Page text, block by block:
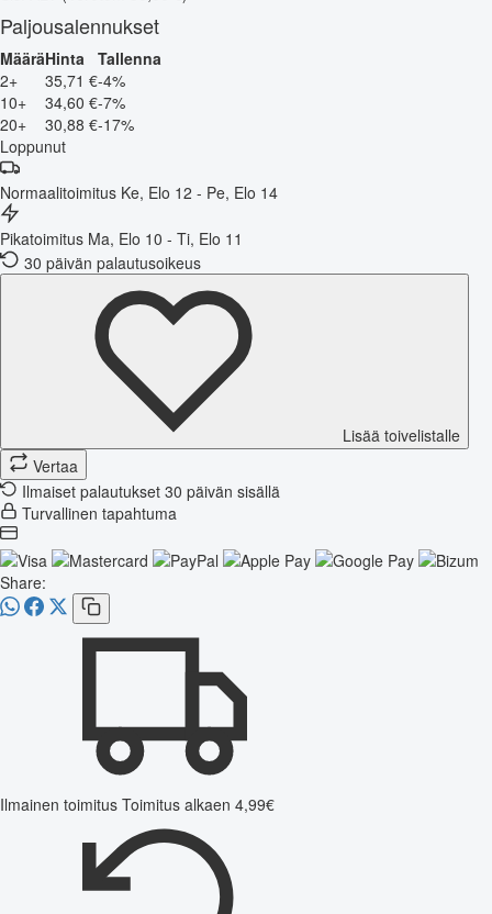
Paljousalennukset
MääräHinta Tallenna
2+
35,71 €-4%
10+
34,60 €-7%
20+
30,88 €-17%
Loppunut
Normaalitoimitus Ke, Elo 12 - Pe, Elo 14
Pikatoimitus Ma, Elo 10 - Ti, Elo 11
30 päivän palautusoikeus
Lisää toivelistalle
Vertaa
Ilmaiset palautukset 30 päivän sisällä
Turvallinen tapahtuma
Share:
Ilmainen toimitus Toimitus alkaen 4,99€